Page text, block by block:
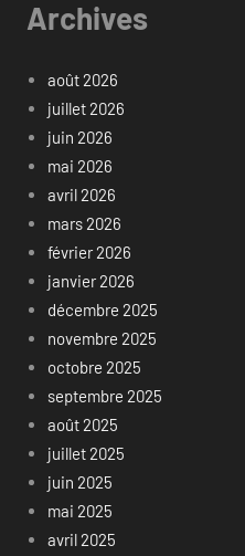
Archives
août 2026
juillet 2026
juin 2026
mai 2026
avril 2026
mars 2026
février 2026
janvier 2026
décembre 2025
novembre 2025
octobre 2025
septembre 2025
août 2025
juillet 2025
juin 2025
mai 2025
avril 2025